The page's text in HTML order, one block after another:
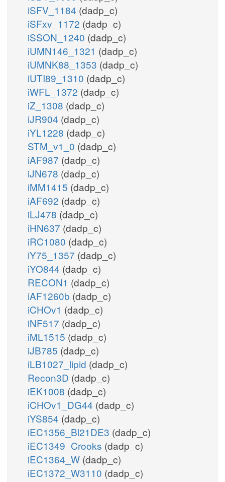
iSFV_1184 (dadp_c)
iSFxv_1172 (dadp_c)
iSSON_1240 (dadp_c)
iUMN146_1321 (dadp_c)
iUMNK88_1353 (dadp_c)
iUTI89_1310 (dadp_c)
iWFL_1372 (dadp_c)
iZ_1308 (dadp_c)
iJR904 (dadp_c)
iYL1228 (dadp_c)
STM_v1_0 (dadp_c)
iAF987 (dadp_c)
iJN678 (dadp_c)
iMM1415 (dadp_c)
iAF692 (dadp_c)
iLJ478 (dadp_c)
iHN637 (dadp_c)
iRC1080 (dadp_c)
iY75_1357 (dadp_c)
iYO844 (dadp_c)
RECON1 (dadp_c)
iAF1260b (dadp_c)
iCHOv1 (dadp_c)
iNF517 (dadp_c)
iML1515 (dadp_c)
iJB785 (dadp_c)
iLB1027_lipid (dadp_c)
Recon3D (dadp_c)
iEK1008 (dadp_c)
iCHOv1_DG44 (dadp_c)
iYS854 (dadp_c)
iEC1356_Bl21DE3 (dadp_c)
iEC1349_Crooks (dadp_c)
iEC1364_W (dadp_c)
iEC1372_W3110 (dadp_c)